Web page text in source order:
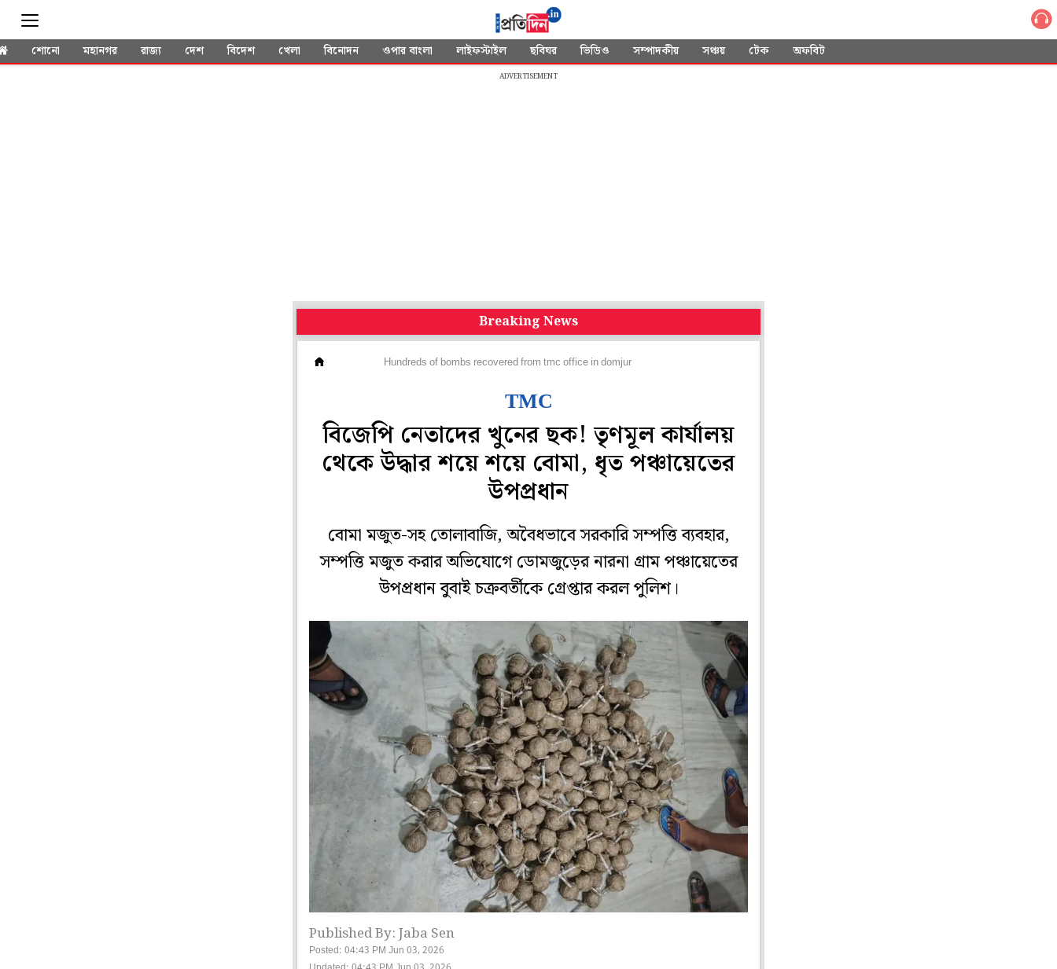
শোনো মহানগর রাজ্য দেশ বিদেশ খেলা বিনোদন ওপার বাংলা লাইফস্টাইল ছবিঘর ভিডিও সম্পাদকীয় সঞ্চয় টেক অফবিট
ADVERTISEMENT
Breaking News
Hundreds of bombs recovered from tmc office in domjur
TMC
বিজেপি নেতাদের খুনের ছক! তৃণমূল কার্যালয়
থেকে উদ্ধার শয়ে শয়ে বোমা, ধৃত পঞ্চায়েতের
উপপ্রধান
বোমা মজুত-সহ তোলাবাজি, অবৈধভাবে সরকারি সম্পত্তি ব্যবহার,
সম্পত্তি মজুত করার অভিযোগে ডোমজুড়ের নারনা গ্রাম পঞ্চায়েতের
উপপ্রধান বুবাই চক্রবর্তীকে গ্রেপ্তার করল পুলিশ।
Published By: Jaba Sen
Posted: 04:43 PM Jun 03, 2026